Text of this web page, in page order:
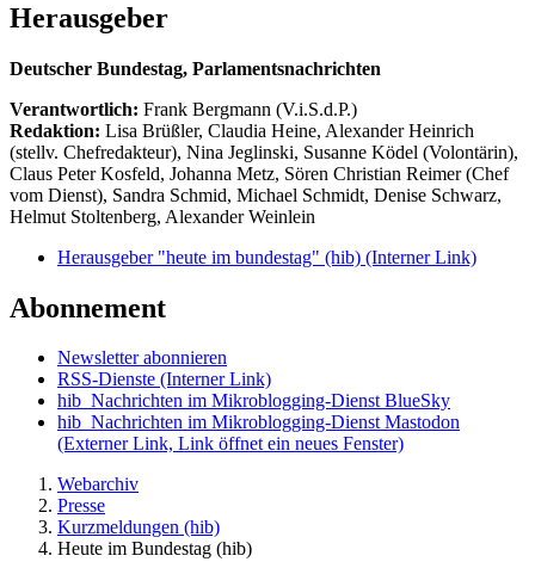
Herausgeber
Deutscher Bundestag, Parlamentsnachrichten
Verantwortlich: Frank Bergmann (V.i.S.d.P.)
Redaktion: Lisa Brüßler, Claudia Heine, Alexander Heinrich
(stellv. Chefredakteur), Nina Jeglinski, Susanne Ködel (Volontärin),
Claus Peter Kosfeld, Johanna Metz, Sören Christian Reimer (Chef
vom Dienst), Sandra Schmid, Michael Schmidt, Denise Schwarz,
Helmut Stoltenberg, Alexander Weinlein
Herausgeber "heute im bundestag" (hib) (Interner Link)
Abonnement
Newsletter abonnieren
RSS-Dienste (Interner Link)
hib_Nachrichten im Mikroblogging-Dienst BlueSky
hib_Nachrichten im Mikroblogging-Dienst Mastodon
(Externer Link, Link öffnet ein neues Fenster)
Webarchiv
Presse
Kurzmeldungen (hib)
Heute im Bundestag (hib)